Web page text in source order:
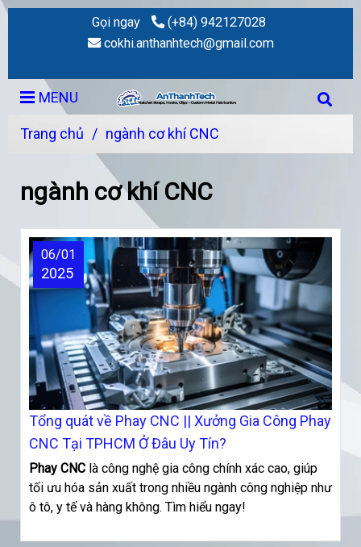
Gọi ngay
(+84) 942127028
cokhi.anthanhtech@gmail.com
MENU
Trang chủ / ngành cơ khí CNC
ngành cơ khí CNC
Tổng quát về Phay CNC || Xưởng Gia Công Phay
CNC Tại TPHCM Ở Đâu Uy Tín?
06/01
2025
Phay CNC là công nghệ gia công chính xác cao, giúp
tối ưu hóa sản xuất trong nhiều ngành công nghiệp như
ô tô, y tế và hàng không. Tìm hiểu ngay!